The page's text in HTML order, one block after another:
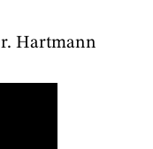
Hartmann